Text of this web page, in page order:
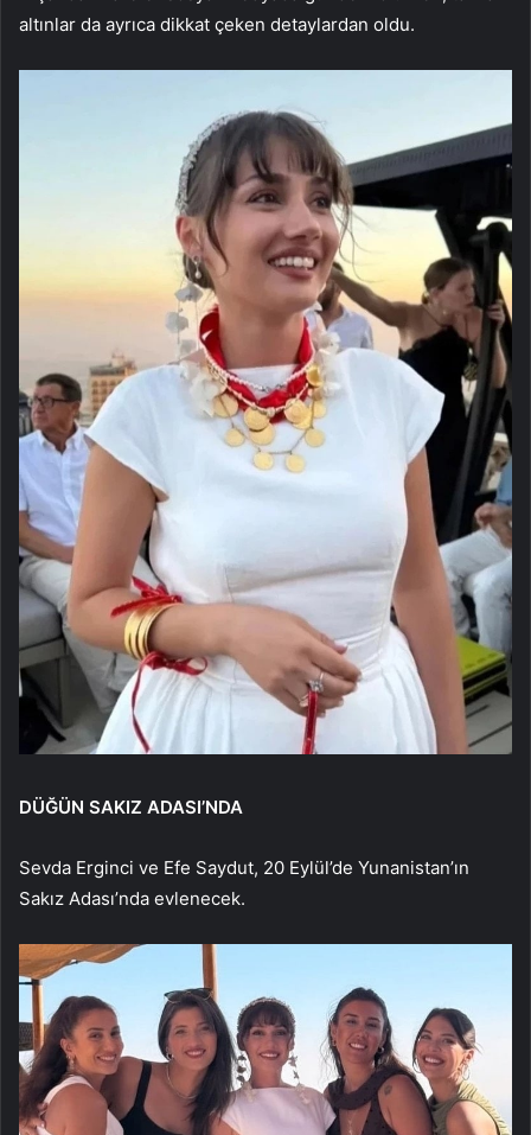
altınlar da ayrıca dikkat çeken detaylardan oldu.
DÜĞÜN SAKIZ ADASI’NDA
Sevda Erginci ve Efe Saydut, 20 Eylül’de Yunanistan’ın
Sakız Adası’nda evlenecek.